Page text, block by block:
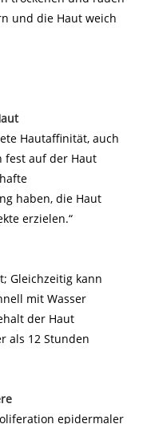
und die Haut weich
Hautaffinität, auch
fest auf der Haut
haben, die Haut
erzielen.“
Gleichzeitig kann
mit Wasser
der Haut
als 12 Stunden
epidermaler